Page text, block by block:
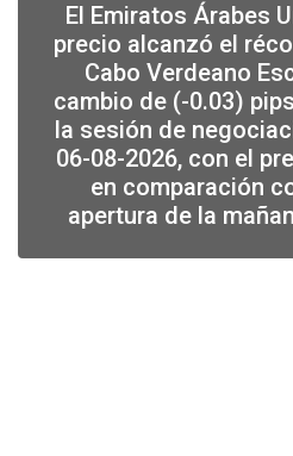
El Emiratos Árabes
precio alcanzó el
Cabo Verdeano
cambio de (-0.03)
la sesión de
06-08-2026, con el
en comparación
apertura de la